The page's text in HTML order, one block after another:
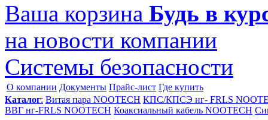
Ваша корзина Будь в
на новости компании
Системы безопасности
О компании Документы Прайс-лист Где купить
Каталог: Витая пара NOOTECH КПС/КПСЭ нг- FRLS
ВВГ нг-FRLS NOOTECH Коаксиальный кабель NOOTECH